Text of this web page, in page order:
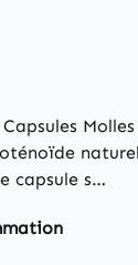
capsule s…